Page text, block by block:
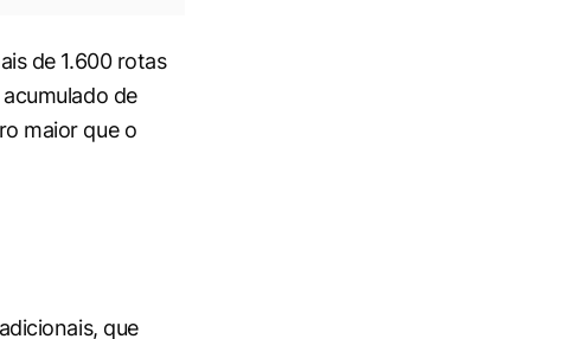
de 1.600 rotas
de
maior que o
que